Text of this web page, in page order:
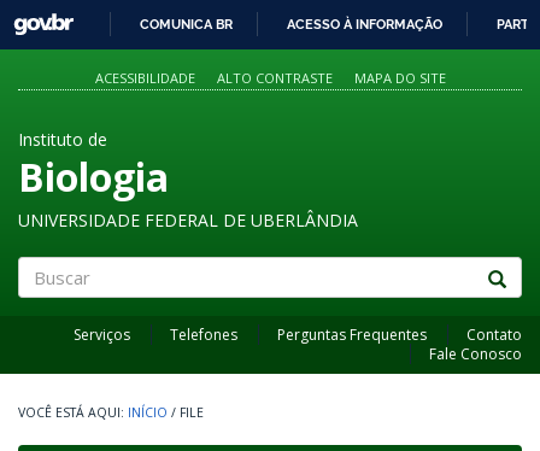
PARA
O
GOVBR
COMUNICA BR ACESSO À INFORMAÇÃO
ACESSIBILIDADE ALTO CONTRASTE MAPA DO SITE
Instituto de
Biologia
UNIVERSIDADE FEDERAL DE UBERLÂNDIA
Serviços Telefones Perguntas Frequentes
Contato
Fale Conosco
INÍCIO / FILE